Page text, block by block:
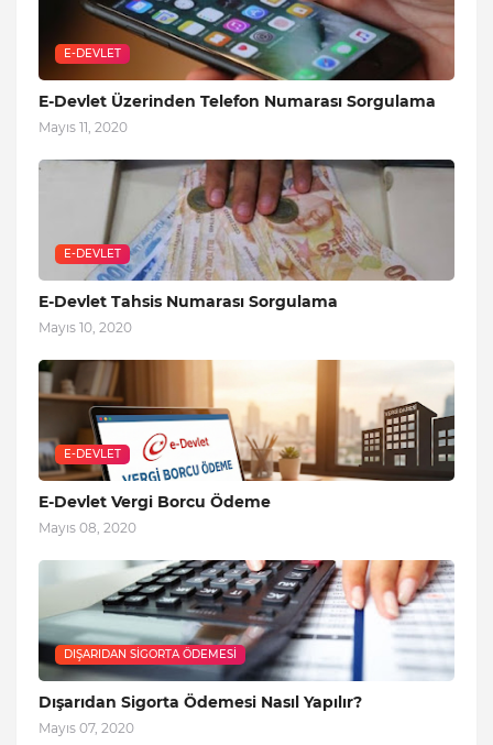
E-DEVLET
E-Devlet Üzerinden Telefon Numarası Sorgulama
Mayıs 11, 2020
E-DEVLET
E-Devlet Tahsis Numarası Sorgulama
Mayıs 10, 2020
E-DEVLET
E-Devlet Vergi Borcu Ödeme
Mayıs 08, 2020
DIŞARIDAN SIGORTA ÖDEMESI
Dışarıdan Sigorta Ödemesi Nasıl Yapılır?
Mayıs 07, 2020